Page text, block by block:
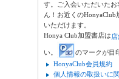
す。ご入会いただいた
ん！お近くの
いただけます。
Honya Club加盟書店は
い。
のマークが目
HonyaClub会員規約
個人情報の取扱いに